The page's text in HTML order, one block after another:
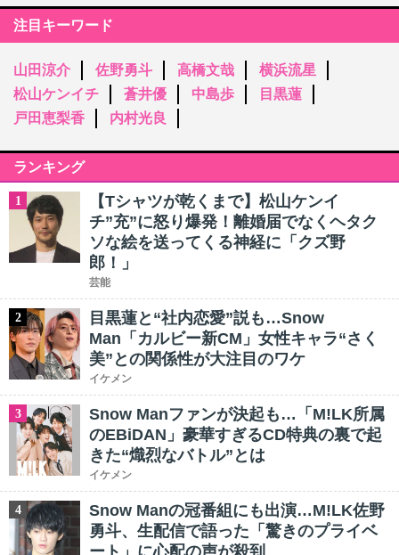
注目キーワード
山田涼介 佐野勇斗 高橋文哉
横浜流星
松山ケンイチ
蒼井優 中島歩
目黒蓮
戸田恵梨香
内村光良
ランキング
1
【Tシャツが乾くまで】松山ケンイ
チ”充”に怒り爆発！離婚届でなくヘタク
ソな絵を送ってくる神経に「クズ野
郎！」
芸能
2
目黒蓮と“社内恋愛”説も…Snow
Man「カルビー新CM」女性キャラ“さく
美”との関係性が大注目のワケ
イケメン
3
Snow Manファンが決起も…「M!LK所属
のEBiDAN」豪華すぎるCD特典の裏で起
きた“熾烈なバトル”とは
イケメン
4
Snow Manの冠番組にも出演…M!LK佐野
勇斗、生配信で語った「驚きのプライベ
ート」に心配の声が殺到